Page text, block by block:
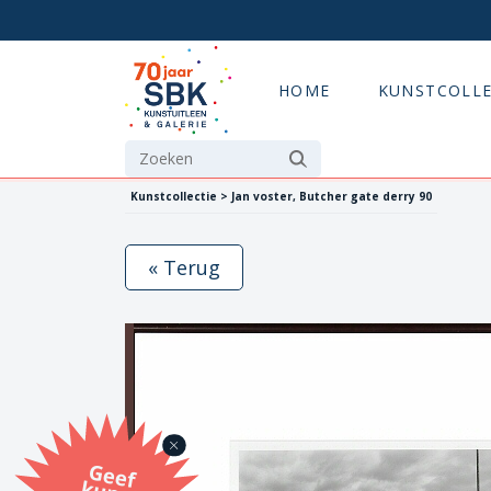
HOME
Kunstcollectie > Jan voster, Butcher gate derry 90
G
eef
u
n
st
a
d
o
m
et
e SB
K
u
n
stb
o
n
« Terug